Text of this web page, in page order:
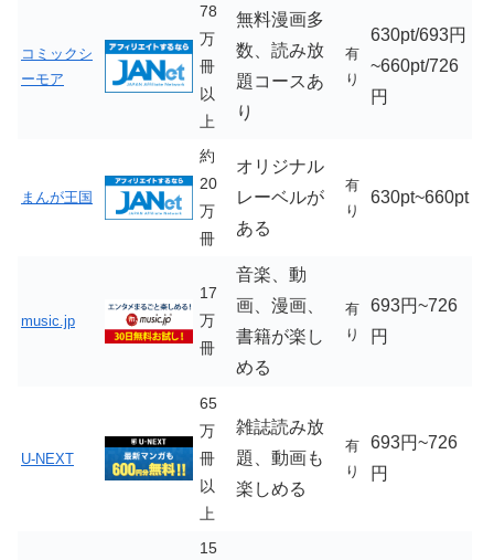
コミックシ
ーモア
78
万
冊
以
上
無料漫画多
数、読み放
題コースあ
り
有
り
630pt/693円
~660pt/726
円
まんが王国
約
20
万
冊
オリジナル
レーベルが
ある
有
り
630pt~660pt
music.jp
17
万
冊
音楽、動
画、漫画、
書籍が楽し
める
有
り
693円~726
円
U-NEXT
65
万
冊
以
上
雑誌読み放
題、動画も
楽しめる
有
り
693円~726
円
15